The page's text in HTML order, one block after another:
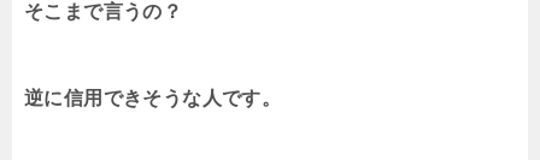
そこまで言うの？
逆に信用できそうな人です。